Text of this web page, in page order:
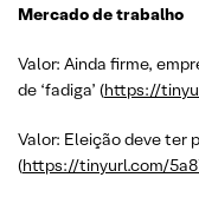
Mercado de trabalho
Valor: Ainda firme,
de ‘fadiga’ (https://
Valor: Eleição deve ter
(https://tinyurl.com/